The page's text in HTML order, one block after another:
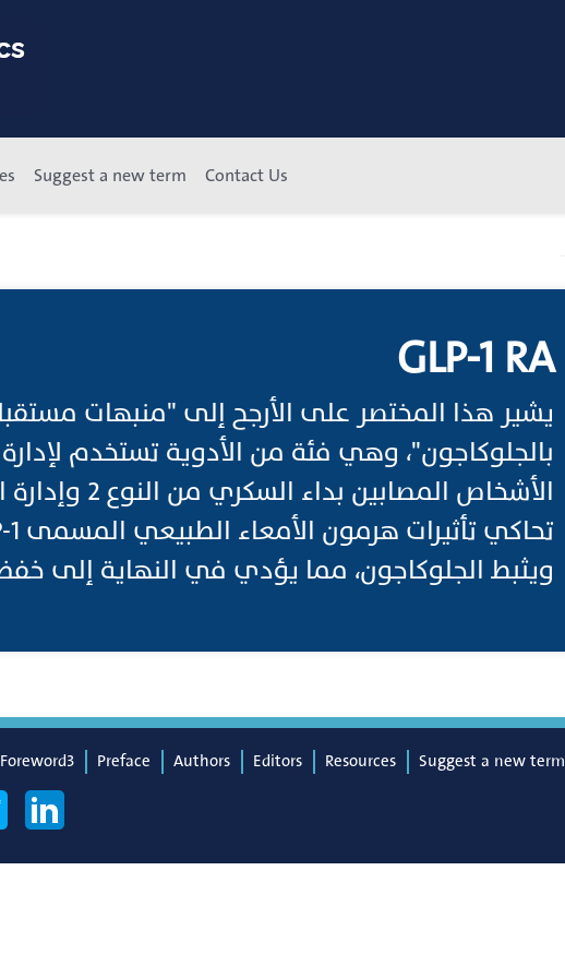
Suggest a new term Contact Us
GLP-1 RA
بالجلوكاجون"، وهي فئة من الأدوية تستخدم
الأشخاص
ويثبط الجلوكاجون، مما يؤدي في النهاية إلى
Foreword3 Preface Authors Editors Resources Suggest a new term